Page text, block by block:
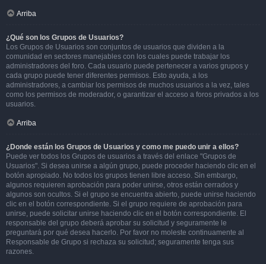
Arriba
¿Qué son los Grupos de Usuarios?
Los Grupos de Usuarios son conjuntos de usuarios que dividen a la
comunidad en sectores manejables con los cuales puede trabajar los
administradores del foro. Cada usuario puede pertenecer a varios grupos y
cada grupo puede tener diferentes permisos. Esto ayuda, a los
administradores, a cambiar los permisos de muchos usuarios a la vez, tales
como los permisos de moderador, o garantizar el acceso a foros privados a los
usuarios.
Arriba
¿Donde están los Grupos de Usuarios y como me puedo unir a ellos?
Puede ver todos los Grupos de usuarios a través del enlace "Grupos de
Usuarios". Si desea unirse a algún grupo, puede proceder haciendo clic en el
botón apropiado. No todos los grupos tienen libre acceso. Sin embargo,
algunos requieren aprobación para poder unirse, otros están cerrados y
algunos son ocultos. Si el grupo se encuentra abierto, puede unirse haciendo
clic en el botón correspondiente. Si el grupo requiere de aprobación para
unirse, puede solicitar unirse haciendo clic en el botón correspondiente. El
responsable del grupo deberá aprobar su solicitud y seguramente le
preguntará por qué desea hacerlo. Por favor no moleste continuamente al
Responsable de Grupo si rechaza su solicitud; seguramente tenga sus
razones.